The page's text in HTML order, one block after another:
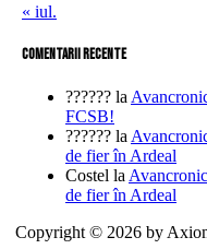
« iul.
comentarii recente
?????? la
FCSB!
?????? la
de fier în Ardeal
Costel la
de fier în Ardeal
Copyright © 2026 by